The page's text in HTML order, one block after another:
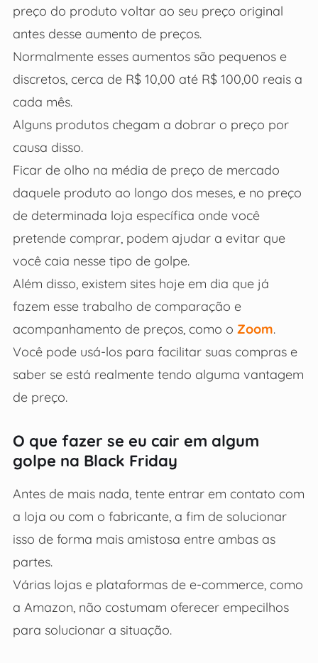
preço do produto voltar ao seu preço original
antes desse aumento de preços.
Normalmente esses aumentos são pequenos e
discretos, cerca de R$ 10,00 até R$ 100,00 reais a
cada mês.
Alguns produtos chegam a dobrar o preço por
causa disso.
Ficar de olho na média de preço de mercado
daquele produto ao longo dos meses, e no preço
de determinada loja específica onde você
pretende comprar, podem ajudar a evitar que
você caia nesse tipo de golpe.
Além disso, existem sites hoje em dia que já
fazem esse trabalho de comparação e
acompanhamento de preços, como o Zoom.
Você pode usá-los para facilitar suas compras e
saber se está realmente tendo alguma vantagem
de preço.
O que fazer se eu cair em algum
golpe na Black Friday
Antes de mais nada, tente entrar em contato com
a loja ou com o fabricante, a fim de solucionar
isso de forma mais amistosa entre ambas as
partes.
Várias lojas e plataformas de e-commerce, como
a Amazon, não costumam oferecer empecilhos
para solucionar a situação.